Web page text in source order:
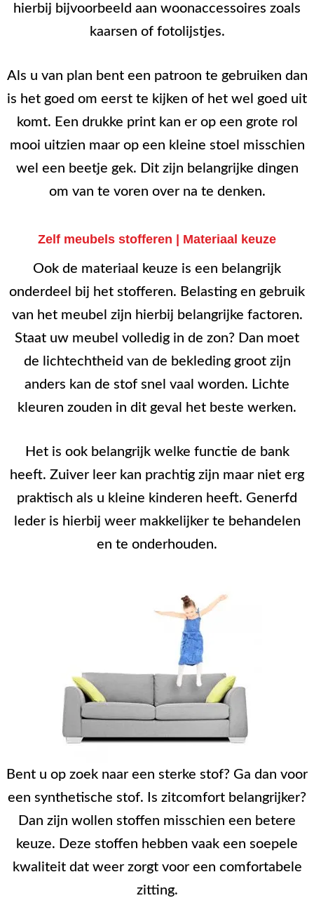
hierbij bijvoorbeeld aan woonaccessoires zoals
kaarsen of fotolijstjes.
Als u van plan bent een patroon te gebruiken dan
is het goed om eerst te kijken of het wel goed uit
komt. Een drukke print kan er op een grote rol
mooi uitzien maar op een kleine stoel misschien
wel een beetje gek. Dit zijn belangrijke dingen
om van te voren over na te denken.
Zelf meubels stofferen | Materiaal keuze
Ook de materiaal keuze is een belangrijk
onderdeel bij het stofferen. Belasting en gebruik
van het meubel zijn hierbij belangrijke factoren.
Staat uw meubel volledig in de zon? Dan moet
de lichtechtheid van de bekleding groot zijn
anders kan de stof snel vaal worden. Lichte
kleuren zouden in dit geval het beste werken.
Het is ook belangrijk welke functie de bank
heeft. Zuiver leer kan prachtig zijn maar niet erg
praktisch als u kleine kinderen heeft. Generfd
leder is hierbij weer makkelijker te behandelen
en te onderhouden.
Bent u op zoek naar een sterke stof? Ga dan voor
een synthetische stof. Is zitcomfort belangrijker?
Dan zijn wollen stoffen misschien een betere
keuze. Deze stoffen hebben vaak een soepele
kwaliteit dat weer zorgt voor een comfortabele
zitting.